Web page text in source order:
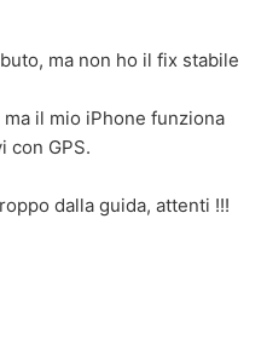
ma non ho il fix stabile
il mio iPhone funziona
con GPS.
dalla guida, attenti !!!